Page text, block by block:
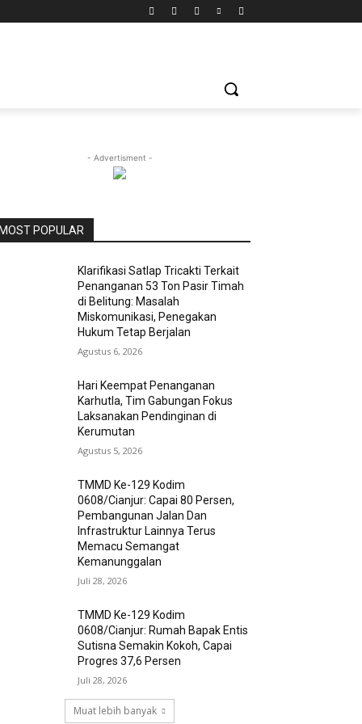
- Advertisment -
MOST POPULAR
Klarifikasi Satlap Tricakti Terkait
Penanganan 53 Ton Pasir Timah
di Belitung: Masalah
Miskomunikasi, Penegakan
Hukum Tetap Berjalan
Agustus 6, 2026
Hari Keempat Penanganan
Karhutla, Tim Gabungan Fokus
Laksanakan Pendinginan di
Kerumutan
Agustus 5, 2026
TMMD Ke-129 Kodim
0608/Cianjur: Capai 80 Persen,
Pembangunan Jalan Dan
Infrastruktur Lainnya Terus
Memacu Semangat
Kemanunggalan
Juli 28, 2026
TMMD Ke-129 Kodim
0608/Cianjur: Rumah Bapak Entis
Sutisna Semakin Kokoh, Capai
Progres 37,6 Persen
Juli 28, 2026
Muat lebih banyak